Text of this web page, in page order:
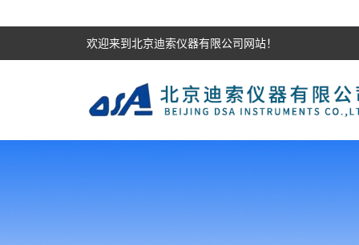
欢迎来到北京迪索仪器有限公司网站！